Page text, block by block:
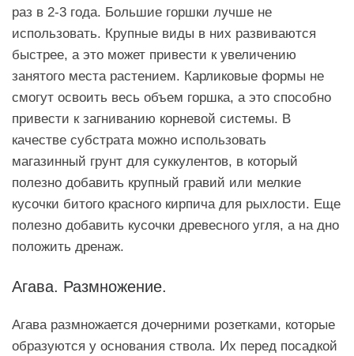
раз в 2-3 года. Большие горшки лучше не
использовать. Крупные виды в них развиваются
быстрее, а это может привести к увеличению
занятого места растением. Карликовые формы не
смогут освоить весь объем горшка, а это способно
привести к загниванию корневой системы. В
качестве субстрата можно использовать
магазинный грунт для суккулентов, в который
полезно добавить крупный гравий или мелкие
кусочки битого красного кирпича для рыхлости. Еще
полезно добавить кусочки древесного угля, а на дно
положить дренаж.
Агава. Размножение.
Агава размножается дочерними розетками, которые
образуются у основания ствола. Их перед посадкой